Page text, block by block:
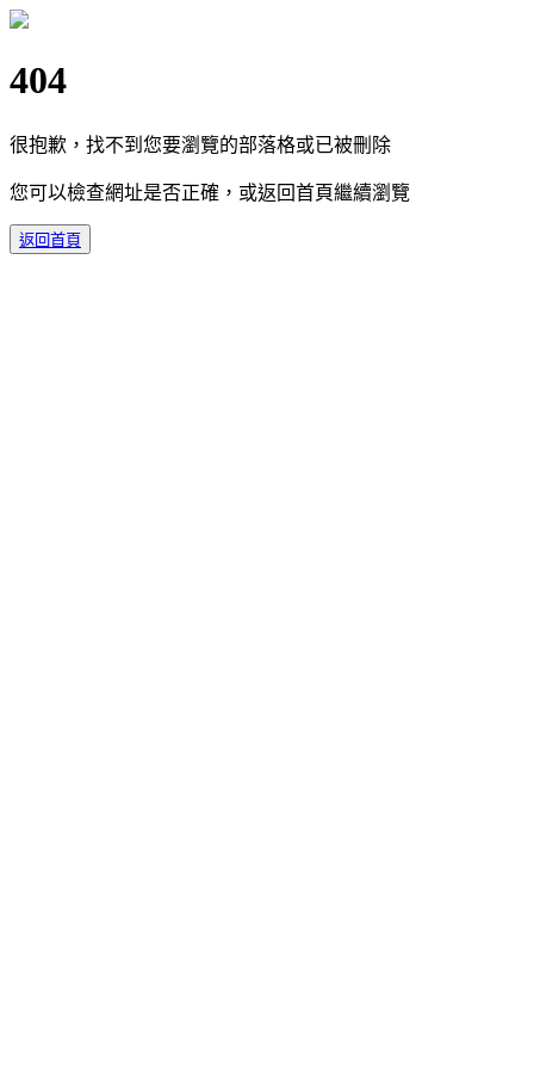
404
很抱歉，找不到您要瀏覽的部落格或已被刪除
您可以檢查網址是否正確，或返回首頁繼續瀏覽
返回首頁